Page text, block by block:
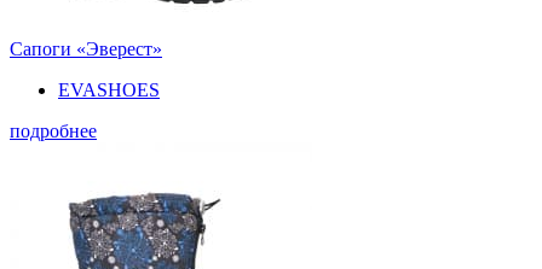
Сапоги «Эверест»
EVASHOES
подробнее